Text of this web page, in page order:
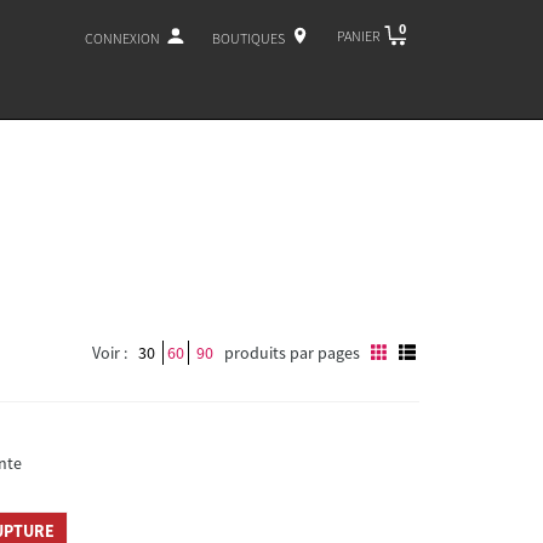
CONNEXION BOUTIQUES PANIER 0
Voir : 30 60 90 produits par pages